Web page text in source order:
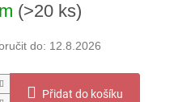
(>20 ks)
do: 12.8.2026
Přidat do košíku